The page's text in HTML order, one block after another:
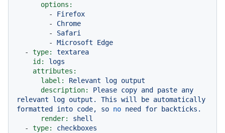
options:
-
Firefox
-
Chrome
-
Safari
-
Microsoft
Edge
-
type:
textarea
id:
logs
attributes:
label:
Relevant log output
description:
Please copy and paste any
relevant
log output. This will be automatically
formatted
into code, so no need for
backticks.
render:
shell
-
type:
checkboxes